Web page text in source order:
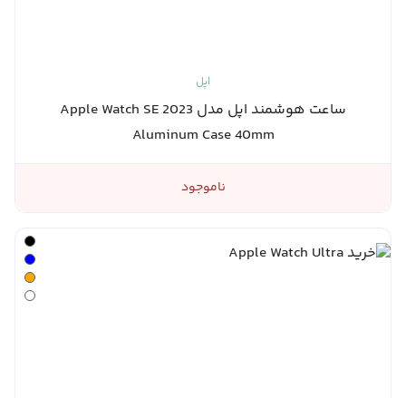
اپل
ساعت هوشمند اپل مدل Apple Watch SE 2023
Aluminum Case 40mm
ناموجود